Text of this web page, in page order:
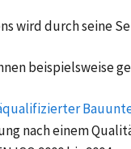
wird durch seine
beispielsweise
nach einem